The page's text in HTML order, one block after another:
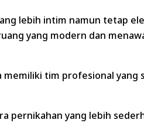
lebih intim namun tetap
yang modern dan
memiliki tim profesional
pernikahan yang lebih